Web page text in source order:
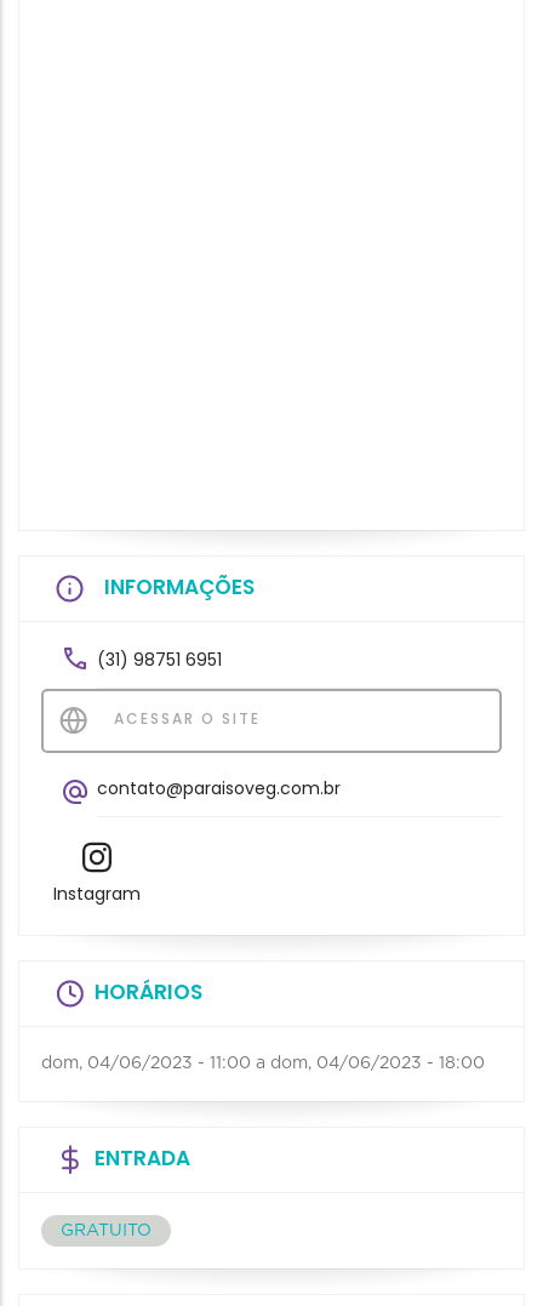
INFORMAÇÕES
(31) 98751 6951
ACESSAR O SITE
contato@paraisoveg.com.br
Instagram
HORÁRIOS
dom, 04/06/2023 - 11:00 a dom, 04/06/2023 - 18:00
ENTRADA
GRATUITO